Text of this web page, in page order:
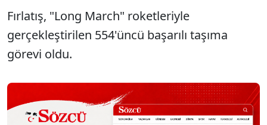
Fırlatış, "Long March" roketleriyle
gerçekleştirilen 554'üncü başarılı taşıma
görevi oldu.